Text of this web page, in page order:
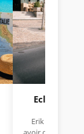
Eclectica
Erik Comas,